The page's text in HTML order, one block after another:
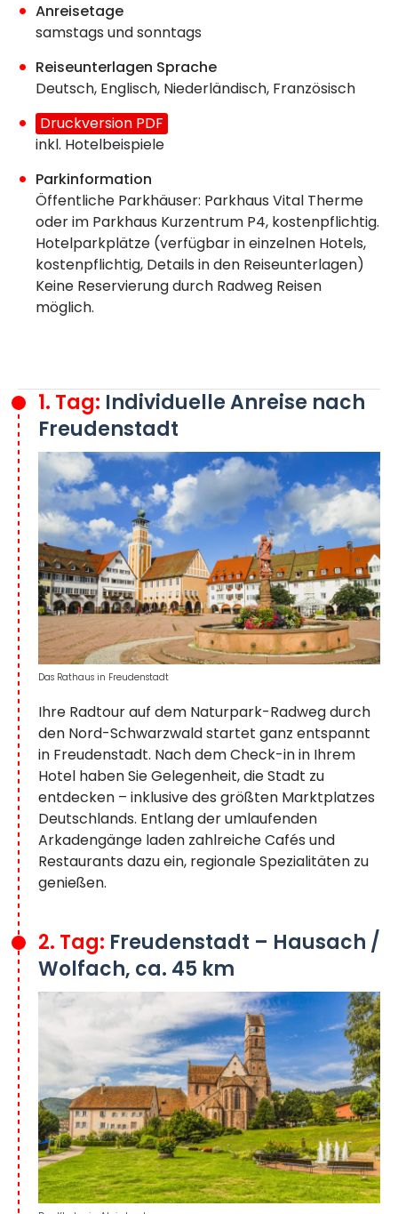
Anreisetage
samstags und sonntags
Reiseunterlagen Sprache
Deutsch, Englisch, Niederländisch, Französisch
Druckversion PDF
inkl. Hotelbeispiele
Parkinformation
Öffentliche Parkhäuser: Parkhaus Vital Therme
oder im Parkhaus Kurzentrum P4, kostenpflichtig.
Hotelparkplätze (verfügbar in einzelnen Hotels,
kostenpflichtig, Details in den Reiseunterlagen)
Keine Reservierung durch Radweg Reisen
möglich.
1. Tag: Individuelle Anreise nach
Freudenstadt
Ihre Radtour auf dem Naturpark-Radweg durch
den Nord-Schwarzwald startet ganz entspannt
in Freudenstadt. Nach dem Check-in in Ihrem
Hotel haben Sie Gelegenheit, die Stadt zu
entdecken – inklusive des größten Marktplatzes
Deutschlands. Entlang der umlaufenden
Arkadengänge laden zahlreiche Cafés und
Restaurants dazu ein, regionale Spezialitäten zu
genießen.
Das Rathaus in Freudenstadt
2. Tag: Freudenstadt – Hausach /
Wolfach, ca. 45 km